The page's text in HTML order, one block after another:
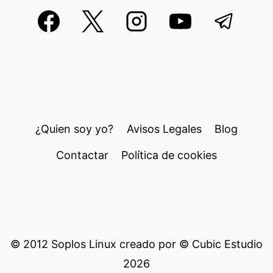
¿Quien soy yo? Avisos Legales Blog
Contactar Política de cookies
© 2012 Soplos Linux creado por © Cubic Estudio
2026